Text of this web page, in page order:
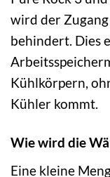
wird der
behindert. Dies
Kühlkörpern,
Kühler kommt.
Wie wird die
Eine kleine